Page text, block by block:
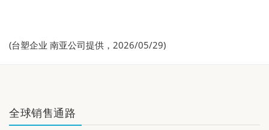
(台塑企业 南亚公司提供，2026/05/29)
全球销售通路